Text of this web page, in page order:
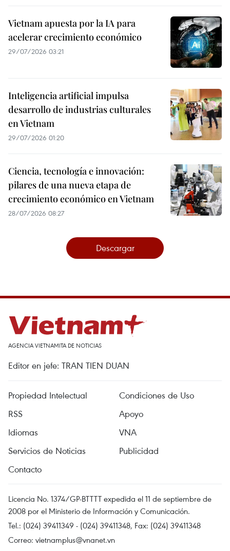
Vietnam apuesta por la IA para
acelerar crecimiento económico
29/07/2026 03:21
Inteligencia artificial impulsa
desarrollo de industrias culturales
en Vietnam
29/07/2026 01:20
Ciencia, tecnología e innovación:
pilares de una nueva etapa de
crecimiento económico en Vietnam
28/07/2026 08:27
Descargar
AGENCIA VIETNAMITA DE NOTICIAS
Editor en jefe: TRAN TIEN DUAN
Propiedad Intelectual
Condiciones de Uso
RSS
Apoyo
Idiomas
VNA
Servicios de Noticias
Publicidad
Contacto
Licencia No. 1374/GP-BTTTT expedida el 11 de septiembre de
2008 por el Ministerio de Información y Comunicación.
Tel.: (024) 39411349 - (024) 39411348, Fax: (024) 39411348
Correo: vietnamplus@vnanet.vn